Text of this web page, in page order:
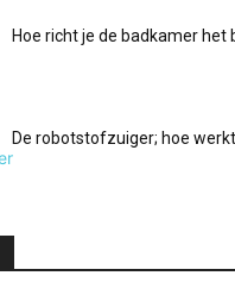
Hoe richt je de badkamer het
De robotstofzuiger; hoe